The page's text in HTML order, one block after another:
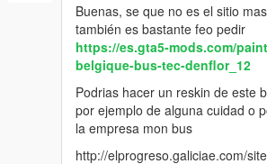
Buenas, se que no es el sitio
también es bastante feo pedir
https://es.gta5-mods.com/
belgique-bus-tec-denflor_12
Podrias hacer un reskin de este
por ejemplo de alguna cuidad o
la empresa mon bus
http://elprogreso.galiciae.com/